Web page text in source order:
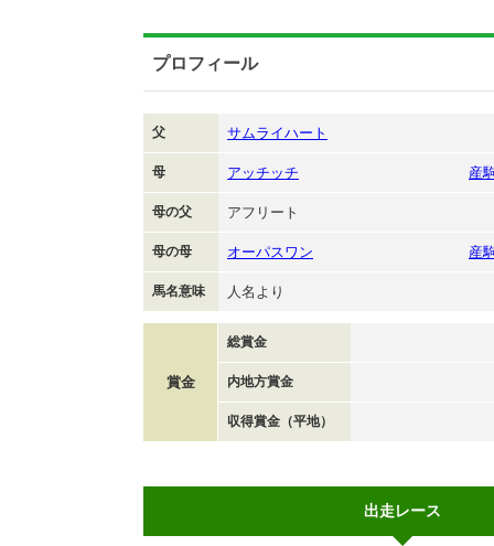
プロフィール
父 サムライハート
母 アッチッチ 産
母の父 アフリート
母の母 オーパスワン 産
馬名意味 人名より
賞金
総賞金
内地方賞金
収得賞金（平地）
出走レース